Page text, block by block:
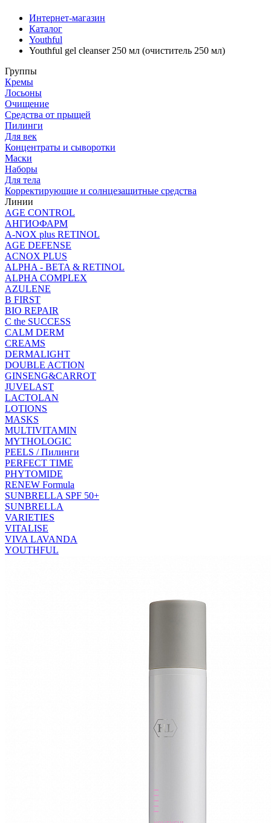
Интернет-магазин
Каталог
Youthful
Youthful gel cleanser 250 мл (очиститель 250 мл)
Группы
Кремы
Лосьоны
Очищение
Средства от прыщей
Пилинги
Для век
Концентраты и сыворотки
Маски
Наборы
Для тела
Корректирующие и солнцезащитные средства
Линии
AGE CONTROL
АНГИОФАРМ
A-NOX plus RETINOL
AGE DEFENSE
ACNOX PLUS
ALPHA - BETA & RETINOL
ALPHA COMPLEX
AZULENE
B FIRST
BIO REPAIR
C the SUCCESS
CALM DERM
CREAMS
DERMALIGHT
DOUBLE ACTION
GINSENG&CARROT
JUVELAST
LACTOLAN
LOTIONS
MASKS
MULTIVITAMIN
MYTHOLOGIC
PEELS / Пилинги
PERFECT TIME
PHYTOMIDE
RENEW Formula
SUNBRELLA SPF 50+
SUNBRELLA
VARIETIES
VITALISE
VIVA LAVANDA
YOUTHFUL